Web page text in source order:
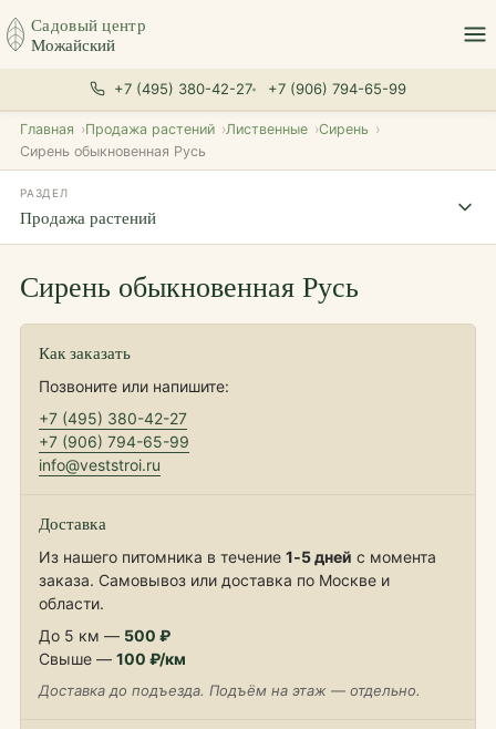
Садовый центр
Можайский
+7 (495) 380-42-27 +7 (906) 794-65-99
Главная Продажа растений Лиственные
Сирень
Сирень обыкновенная Русь
РАЗДЕЛ
Продажа растений
Сирень обыкновенная Русь
Как заказать
Позвоните или напишите:
+7 (495) 380-42-27
+7 (906) 794-65-99
info@veststroi.ru
Доставка
Из нашего питомника в течение 1‑5 дней с момента
заказа. Самовывоз или доставка по Москве и
области.
До 5 км — 500 ₽
Свыше — 100 ₽/км
Доставка до подъезда. Подъём на этаж — отдельно.